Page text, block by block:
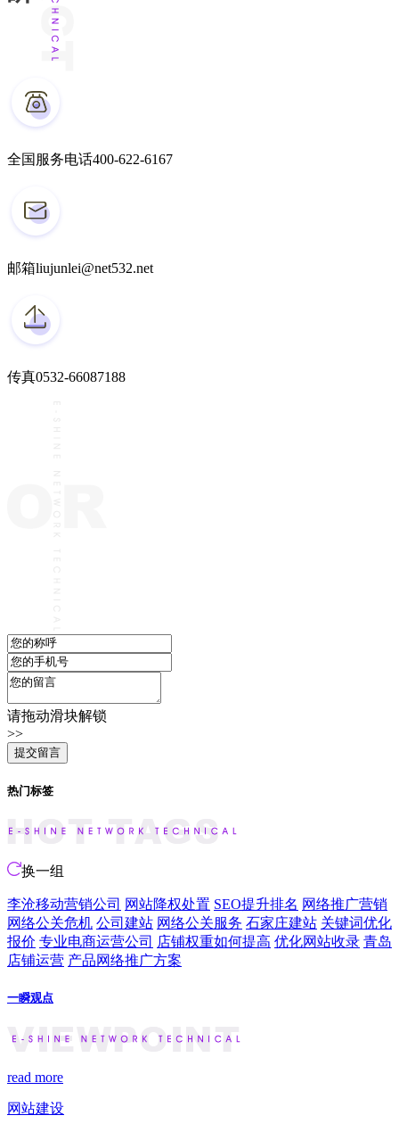
全国服务电话400-622-6167
邮箱liujunlei@net532.net
传真0532-66087188
请拖动滑块解锁
>>
热门标签
换一组
李沧移动营销公司 网站降权处置 SEO提升排名 网络推广营销
网络公关危机 公司建站 网络公关服务 石家庄建站 关键词优化
报价 专业电商运营公司 店铺权重如何提高 优化网站收录 青岛
店铺运营 产品网络推广方案
一瞬观点
read more
网站建设